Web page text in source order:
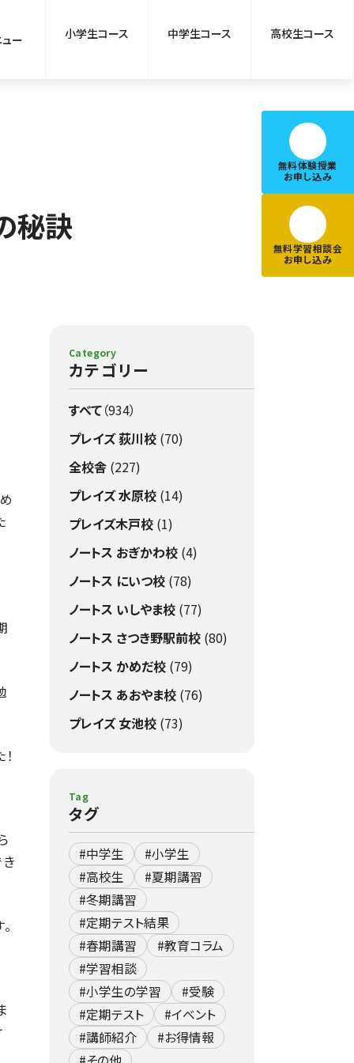
ー 小学生コース 中学生コース 高校生コース
無料体験授業
お申し込み
無料学習相談会
お申し込み
秘訣
Category
カテゴリー
すべて（934）
プレイズ 荻川校(70)
全校舎(227)
プレイズ 水原校(14)
プレイズ木戸校(1)
ノートス おぎかわ校(4)
ノートス にいつ校(78)
ノートス いしやま校(77)
ノートス さつき野駅前校(80)
ノートス かめだ校(79)
ノートス あおやま校(76)
プレイズ 女池校(73)
Tag
タグ
#中学生
#小学生
#高校生
#夏期講習
#冬期講習
#定期テスト結果
#春期講習
#教育コラム
#学習相談
#小学生の学習
#受験
#定期テスト
#イベント
#講師紹介
#お得情報